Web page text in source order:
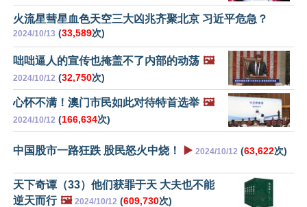
火流星彗星血色天空三大凶兆齐聚北京 习近平危急？
2024/10/13 (33,589次)
咄咄逼人的宣传也掩盖不了内部的动荡 🖼️
2024/10/12 (32,750次)
心怀不满！澳门市民如此对待特首选举 🖼️
2024/10/12 (166,634次)
中国股市一路狂跌 股民怒火中烧！ ▶️ 2024/10/12 (63,622次)
天下奇谭（33）他们获罪于天 大夫也不能
逆天而行 🖼️ 2024/10/12 (609,730次)